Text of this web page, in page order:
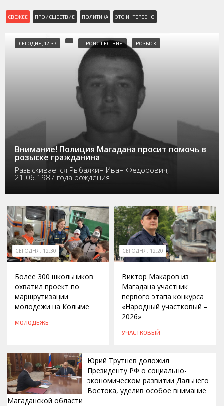
СВЕЖЕЕ ПРОИСШЕСТВИЕ ПОЛИТИКА ЭТО ИНТЕРЕСНО
СЕГОДНЯ, 12:37 ПРОИСШЕСТВИЯ РОЗЫСК
Внимание! Полиция Магадана просит помочь в
розыске гражданина
Разыскивается Рыбалкин Иван Федорович,
21.06.1987 года рождения
СЕГОДНЯ, 12:30
Более 300 школьников
охватил проект по
маршрутизации
молодежи на Колыме
МОЛОДЕЖЬ
СЕГОДНЯ, 12:20
Виктор Макаров из
Магадана участник
первого этапа конкурса
«Народный участковый –
2026»
УЧАСТКОВЫЙ
Юрий Трутнев доложил
Президенту РФ о социально-
экономическом развитии Дальнего
Востока, уделив особое внимание
Магаданской области